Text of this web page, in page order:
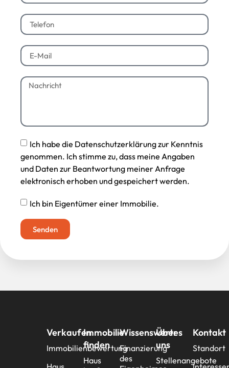
Ich habe die Datenschutzerklärung zur Kenntnis
genommen. Ich stimme zu, dass meine Angaben
und Daten zur Beantwortung meiner Anfrage
elektronisch erhoben und gespeichert werden.
Ich bin Eigentümer einer Immobilie.
Senden
Verkaufen
Immobilienbewertung
Immobilie
finden
Haus
Wissenswertes
Finanzierung
des
Über
uns
Stellenangebote
Kontakt
Standort